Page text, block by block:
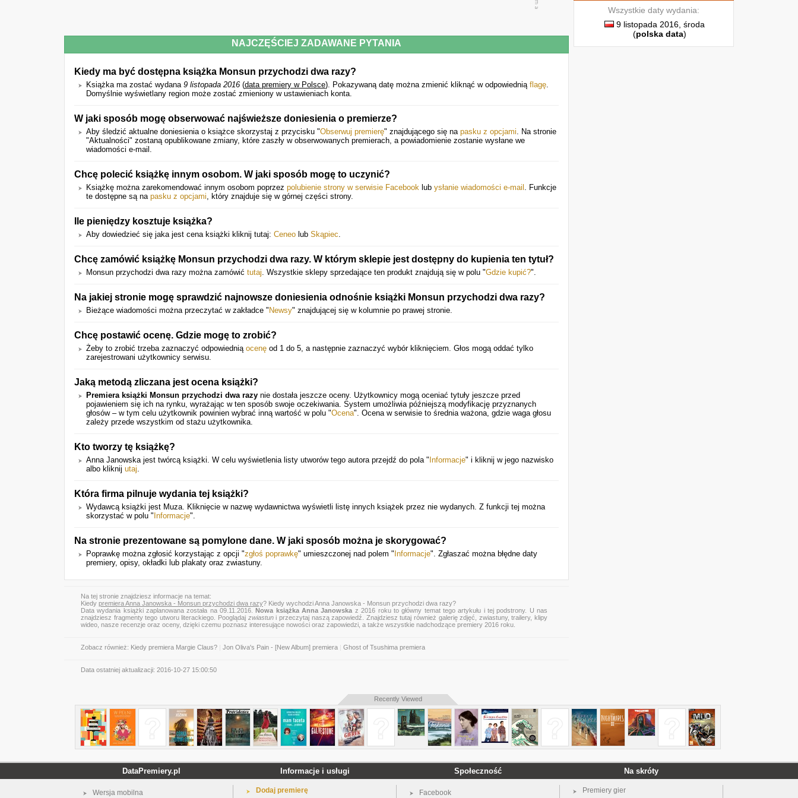
NAJCZĘŚCIEJ ZADAWANE PYTANIA
Kiedy ma być dostępna książka Monsun przychodzi dwa razy?
Książka ma zostać wydana 9 listopada 2016 (data premiery w Polsce). Pokazywaną datę można zmienić kliknąć w odpowiednią flagę.
Domyślnie wyświetlany region może zostać zmieniony w ustawieniach konta.
W jaki sposób mogę obserwować najświeższe doniesienia o premierze?
Aby śledzić aktualne doniesienia o książce skorzystaj z przycisku "Obserwuj premierę" znajdującego się na pasku z opcjami. Na stronie
"Aktualności" zostaną opublikowane zmiany, które zaszły w obserwowanych premierach, a powiadomienie zostanie wysłane we
wiadomości e-mail.
Chcę polecić książkę innym osobom. W jaki sposób mogę to uczynić?
Książkę można zarekomendować innym osobom poprzez polubienie strony w serwisie Facebook lub ysłanie wiadomości e-mail . Funkcje
te dostępne są na pasku z opcjami, który znajduje się w górnej części strony.
Ile pieniędzy kosztuje książka?
Aby dowiedzieć się jaka jest cena książki kliknij tutaj: Ceneo lub Skąpiec.
Chcę zamówić książkę Monsun przychodzi dwa razy. W którym sklepie jest dostępny do kupienia ten tytuł?
Monsun przychodzi dwa razy można zamówić tutaj. Wszystkie sklepy sprzedające ten produkt znajdują się w polu "Gdzie kupić?".
Na jakiej stronie mogę sprawdzić najnowsze doniesienia odnośnie książki Monsun przychodzi dwa razy?
Bieżące wiadomości można przeczytać w zakładce " Newsy" znajdującej się w kolumnie po prawej stronie.
Chcę postawić ocenę. Gdzie mogę to zrobić?
Żeby to zrobić trzeba zaznaczyć odpowiednią ocenę od 1 do 5, a następnie zaznaczyć wybór kliknięciem. Głos mogą oddać tylko
zarejestrowani użytkownicy serwisu.
Jaką metodą zliczana jest ocena książki?
Premiera książki Monsun przychodzi dwa razy nie dostała jeszcze oceny. Użytkownicy mogą oceniać tytuły jeszcze przed
pojawieniem się ich na rynku, wyrażając w ten sposób swoje oczekiwania. System umożliwia późniejszą modyfikację przyznanych
głosów – w tym celu użytkownik powinien wybrać inną wartość w polu "Ocena". Ocena w serwisie to średnia ważona, gdzie waga głosu
zależy przede wszystkim od stażu użytkownika.
Kto tworzy tę książkę?
Anna Janowska jest twórcą książki. W celu wyświetlenia listy utworów tego autora przejdź do pola " Informacje" i kliknij w jego nazwisko
albo kliknij utaj.
Która firma pilnuje wydania tej książki?
Wydawcą książki jest Muza. Kliknięcie w nazwę wydawnictwa wyświetli listę innych książek przez nie wydanych. Z funkcji tej można
skorzystać w polu " Informacje".
Na stronie prezentowane są pomylone dane. W jaki sposób można je skorygować?
Poprawkę można zgłosić korzystając z opcji "zgłoś poprawkę" umieszczonej nad polem " Informacje". Zgłaszać można błędne daty
premiery, opisy, okładki lub plakaty oraz zwiastuny.
Na tej stronie znajdziesz informacje na temat:
Kiedy premiera Anna Janowska - Monsun przychodzi dwa razy? Kiedy wychodzi Anna Janowska - Monsun przychodzi dwa razy?
Data wydania książki zaplanowana została na 09.11.2016.Nowa książka Anna Janowska z 2016 roku to główny temat tego artykułu i tej podstrony. U nas
znajdziesz fragmenty tego utworu literackiego. Pooglądaj zwiastuni przeczytaj naszą zapowiedź. Znajdziesz tutaj również galerię zdjęć, zwiastuny, trailery, klipy
wideo, nasze recenzje oraz oceny, dzięki czemu poznasz interesujące nowości oraz zapowiedzi, a także wszystkie nadchodzące premiery 2016 roku.
Zobacz również: Kiedy premiera Margie Claus? Jon Oliva's Pain - [New Album] premiera Ghost of Tsushima premiera
Data ostatniej aktualizacji: 2016-10-27 15:00:50
Wszystkie daty wydania:
9 listopada 2016, środa
(polska data)
Recently Viewed
DataPremiery.pl
Wersja mobilna
Informacje i usługi
Dodaj premierę
Społeczność
Facebook
Na skróty
Premiery gier